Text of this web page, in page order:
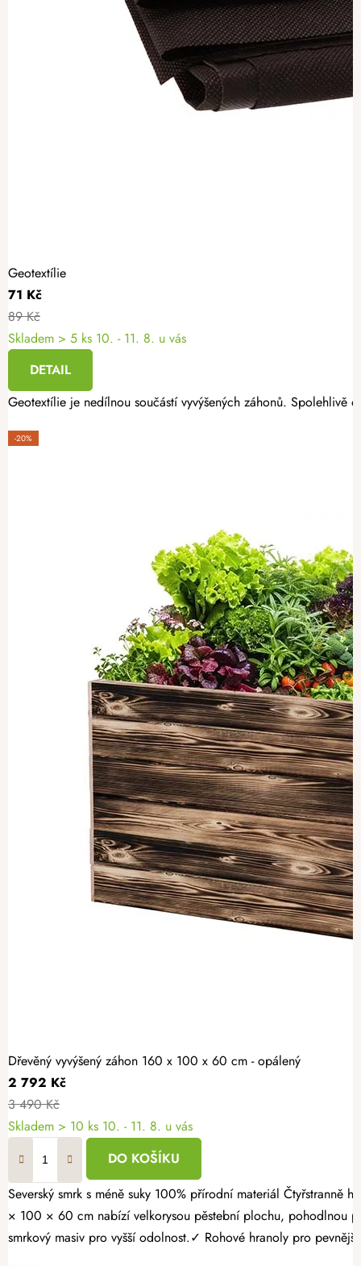
Geotextílie
71 Kč
89 Kč
Skladem > 5 ks 10. - 11. 8. u vás
DETAIL
Geotextílie je nedílnou součástí vyvýšených záhonů.
-20%
Dřevěný vyvýšený záhon 160 x 100 x 60 cm - opálený
2 792 Kč
3 490 Kč
Skladem > 10 ks 10. - 11. 8. u vás
DO KOŠÍKU
Severský smrk s méně suky 100% přírodní materiál Čtyřstranně hoblovaný masiv Proměňte svou zahradu v místo plné čerstvé zeleniny, voňavých bylinek a sladkých jahod. Opálený dřevěný vyvýšený záhon 160
× 100 × 60 cm nabízí velkorysou pěstební plochu, pohodlnou
smrkový masiv pro vyšší odolnost.✓ Rohové hranoly pro